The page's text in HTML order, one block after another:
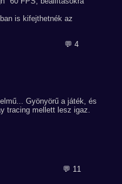
is kifejthetnék az
💬 4
Gyönyörű a játék, és
tracing mellett lesz igaz.
💬 11